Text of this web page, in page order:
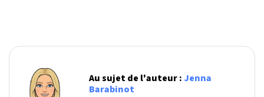
Au sujet de l'auteur : Jenna
Barabinot